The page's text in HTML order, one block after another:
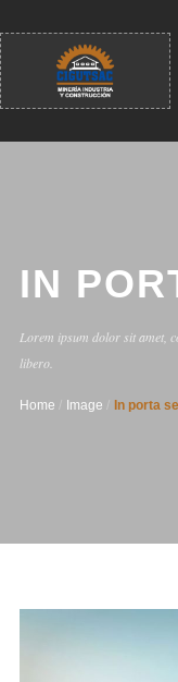
IN
Lorem ipsum dolor sit amet,
libero.
Home Image In porta